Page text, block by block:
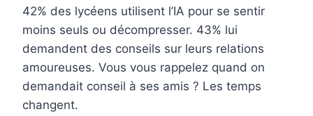
42% des lycéens utilisent l’IA pour se sentir
moins seuls ou décompresser. 43% lui
demandent des conseils sur leurs relations
amoureuses. Vous vous rappelez quand on
demandait conseil à ses amis ? Les temps
changent.